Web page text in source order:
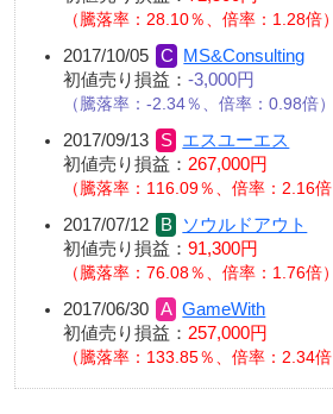
騰落率：28.10％、倍率：1.28倍
2017/10/05
MS&Consulting
初値売り損益： -3,000円
騰落率：-2.34％、倍率：0.98倍
2017/09/13
エスユーエス
初値売り損益： 267,000円
騰落率：116.09％、倍率：2.16倍
2017/07/12
ソウルドアウト
初値売り損益： 91,300円
騰落率：76.08％、倍率：1.76倍
2017/06/30
GameWith
初値売り損益： 257,000円
騰落率：133.85％、倍率：2.34倍